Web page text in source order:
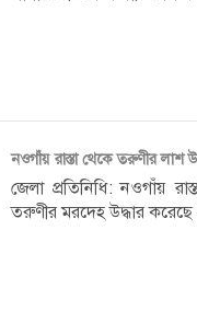
নওগাঁয় রাস্তা থেকে তরুণীর লাশ
জেলা প্রতিনিধি: নওগাঁয়
তরুণীর মরদেহ উদ্ধার